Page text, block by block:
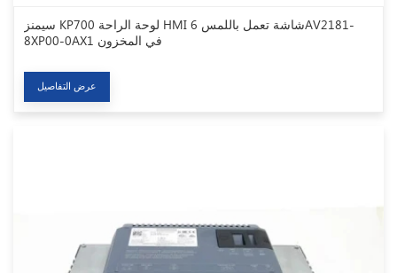
سيمنز KP700 لوحة الراحة HMI شاشة تعمل باللمس 6AV2181-
8XP00-0AX1 في المخزون
عرض التفاصيل